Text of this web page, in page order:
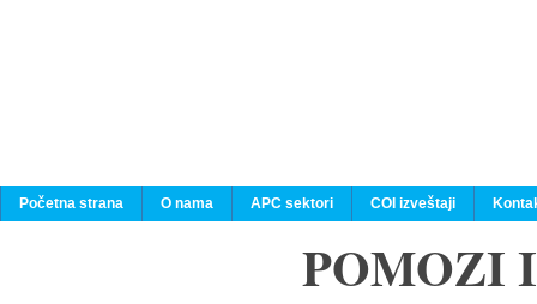
Početna strana O nama APC sektori COI izveštaji
POMOZI